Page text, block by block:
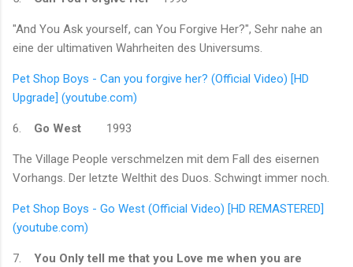
"And You Ask yourself, can You Forgive Her?", Sehr nahe an
eine der ultimativen Wahrheiten des Universums.
Pet Shop Boys - Can you forgive her? (Official Video) [HD
Upgrade] (youtube.com)
6. Go West 1993
The Village People verschmelzen mit dem Fall des eisernen
Vorhangs. Der letzte Welthit des Duos. Schwingt immer noch.
Pet Shop Boys - Go West (Official Video) [HD REMASTERED]
(youtube.com)
7.
You Only tell me that you Love me when you are